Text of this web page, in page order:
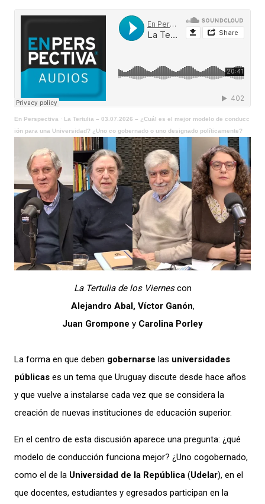
En Perspectiva · La Tertulia – 03.07.2026 – ¿Cuál es el mejor modelo de conducc
ión para una Universidad? ¿Uno co gobernado o uno designado políticamente?
La Tertulia de los Viernescon
Alejandro Abal, Víctor Ganón,
Juan Grompone y Carolina Porley
La forma en que deben gobernarse las universidades
públicas es un tema que Uruguay discute desde hace años
y que vuelve a instalarse cada vez que se considera la
creación de nuevas instituciones de educación superior.
En el centro de esta discusión aparece una pregunta: ¿qué
modelo de conducción funciona mejor? ¿Uno cogobernado,
como el de la Universidad de la República (Udelar), en el
que docentes, estudiantes y egresados participan en la